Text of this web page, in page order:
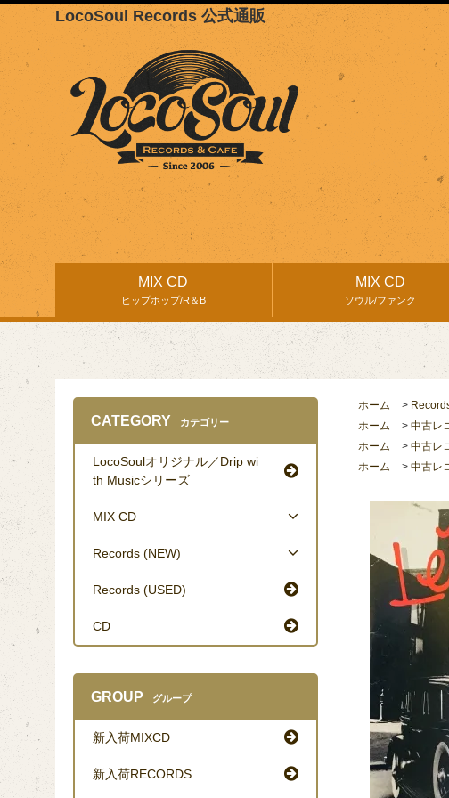
LocoSoul Records 公式通販
MIX CD
ヒップホップ/R＆B
MIX CD
ソウル/ファンク
ホーム >
ホーム
> 中古レ
ホーム
> 中古レ
ホーム
> 中古レ
CATEGORY カテゴリー
LocoSoulオリジナル／Drip wi
th Musicシリーズ
MIX CD
Records (NEW)
Records (USED)
CD
GROUP グループ
新入荷MIXCD
新入荷RECORDS